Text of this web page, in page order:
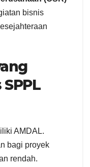
bisnis
AMDAL.
bagi proyek
rendah.